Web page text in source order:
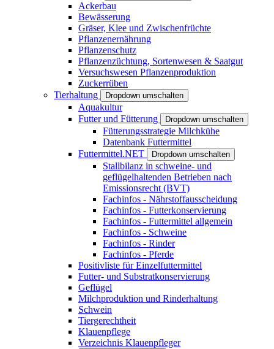
Ackerbau
Bewässerung
Gräser, Klee und Zwischenfrüchte
Pflanzenernährung
Pflanzenschutz
Pflanzenzüchtung, Sortenwesen & Saatgut
Versuchswesen Pflanzenproduktion
Zuckerrüben
Tierhaltung
Dropdown umschalten
Aquakultur
Futter und Fütterung
Dropdown umschalten
Fütterungsstrategie Milchkühe
Datenbank Futtermittel
Futtermittel.NET
Dropdown umschalten
Stallbilanz in schweine- und
geflügelhaltenden Betrieben nach
Emissionsrecht (BVT)
Fachinfos - Nährstoffausscheidung
Fachinfos - Futterkonservierung
Fachinfos - Futtermittel allgemein
Fachinfos - Schweine
Fachinfos - Rinder
Fachinfos - Pferde
Positivliste für Einzelfuttermittel
Futter- und Substratkonservierung
Geflügel
Milchproduktion und Rinderhaltung
Schwein
Tiergerechtheit
Klauenpflege
Verzeichnis Klauenpfleger